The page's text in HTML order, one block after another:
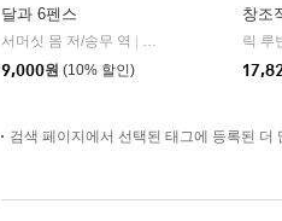
달과 6펜스
서머싯 몸 저/송무 역
민음사
9,000원 (10% 할인)
창조
릭 루
검색 페이지에서 선택된 태그에 등록된 더